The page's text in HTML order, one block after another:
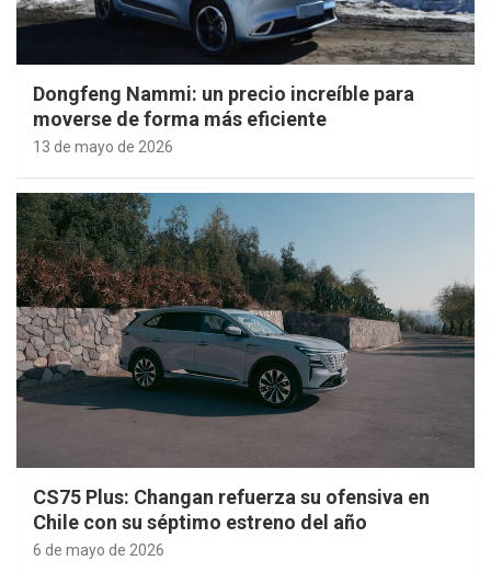
Dongfeng Nammi: un precio increíble para
moverse de forma más eficiente
13 de mayo de 2026
CS75 Plus: Changan refuerza su ofensiva en
Chile con su séptimo estreno del año
6 de mayo de 2026